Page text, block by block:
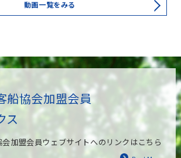
動画一覧をみる
船協会加盟会員
ス
加盟会員ウェブサイトへのリンクはこちら